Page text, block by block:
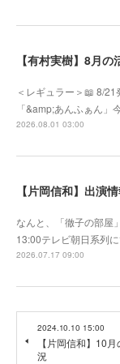
【有村実樹】8月の
＜レギュラー＞📖 8/
「&amp;あんふぁん
2026.08.01 03:00
【片岡信和】出演
なんと、「徹子の部屋
13:00テレビ朝日系列
2026.07.17 09:00
2024.10.10 15:00
【片岡信和】10
況